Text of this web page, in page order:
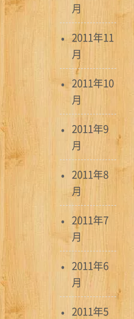
月
2011年11
月
2011年10
月
2011年9
月
2011年8
月
2011年7
月
2011年6
月
2011年5